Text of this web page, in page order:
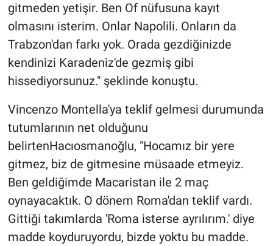
gitmeden yetişir. Ben Of nüfusuna kayıt
olmasını isterim. Onlar Napolili. Onların da
Trabzon'dan farkı yok. Orada gezdiğinizde
kendinizi Karadeniz'de gezmiş gibi
hissediyorsunuz." şeklinde konuştu.
Vincenzo Montella'ya teklif gelmesi durumunda
tutumlarının net olduğunu
belirtenHacıosmanoğlu, "Hocamız bir yere
gitmez, biz de gitmesine müsaade etmeyiz.
Ben geldiğimde Macaristan ile 2 maç
oynayacaktık. O dönem Roma'dan teklif vardı.
Gittiği takımlarda 'Roma isterse ayrılırım.' diye
madde koyduruyordu, bizde yoktu bu madde.